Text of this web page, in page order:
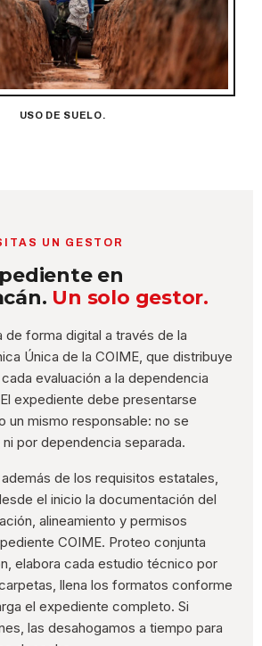
USO DE SUELO.
UN GESTOR
en
Un solo gestor.
de forma digital a través de la
Única de la COIME, que distribuye
evaluación a la dependencia
expediente debe presentarse
un mismo responsable: no se
por dependencia separada.
además de los requisitos estatales,
el inicio la documentación del
alineamiento y permisos
COIME. Proteo conjunta
elabora cada estudio técnico por
llena los formatos conforme
el expediente completo. Si
las desahogamos a tiempo para